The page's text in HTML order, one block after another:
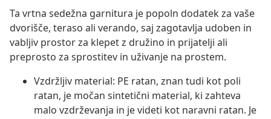
Ta vrtna sedežna garnitura je popoln dodatek za vaše
dvorišče, teraso ali verando, saj zagotavlja udoben in
vabljiv prostor za klepet z družino in prijatelji ali
preprosto za sprostitev in uživanje na prostem.
Vzdržljiv material: PE ratan, znan tudi kot poli
ratan, je močan sintetični material, ki zahteva
malo vzdrževanja in je videti kot naravni ratan. Je